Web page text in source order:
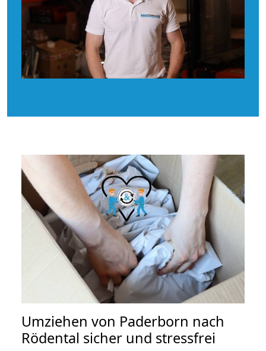
Umziehen von Paderborn nach
Rödental sicher und stressfrei